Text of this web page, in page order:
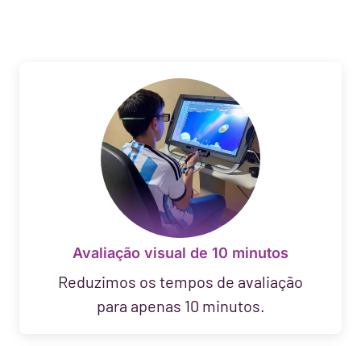
Avaliação visual de 10 minutos
Reduzimos os tempos de avaliação
para apenas 10 minutos.